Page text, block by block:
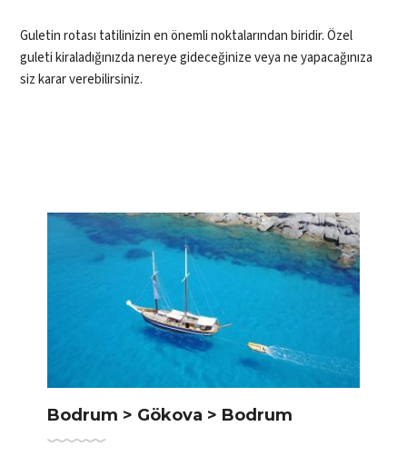
Guletin rotası tatilinizin en önemli noktalarından biridir. Özel
guleti kiraladığınızda nereye gideceğinize veya ne yapacağınıza
siz karar verebilirsiniz.
Bodrum > Güney Yunan Adaları >
Bodrum